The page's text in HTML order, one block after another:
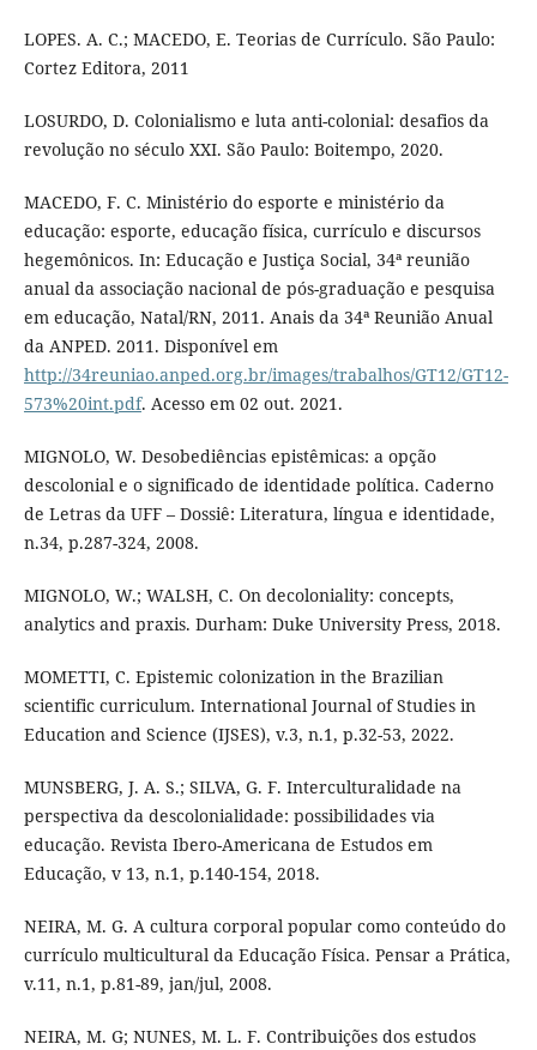
LOPES. A. C.; MACEDO, E. Teorias de Currículo. São Paulo:
Cortez Editora, 2011
LOSURDO, D. Colonialismo e luta anti-colonial: desafios da
revolução no século XXI. São Paulo: Boitempo, 2020.
MACEDO, F. C. Ministério do esporte e ministério da
educação: esporte, educação física, currículo e discursos
hegemônicos. In: Educação e Justiça Social, 34ª reunião
anual da associação nacional de pós-graduação e pesquisa
em educação, Natal/RN, 2011. Anais da 34ª Reunião Anual
da ANPED. 2011. Disponível em
http://34reuniao.anped.org.br/images/trabalhos/GT12/GT12-
573%20int.pdf. Acesso em 02 out. 2021.
MIGNOLO, W. Desobediências epistêmicas: a opção
descolonial e o significado de identidade política. Caderno
de Letras da UFF – Dossiê: Literatura, língua e identidade,
n.34, p.287-324, 2008.
MIGNOLO, W.; WALSH, C. On decoloniality: concepts,
analytics and praxis. Durham: Duke University Press, 2018.
MOMETTI, C. Epistemic colonization in the Brazilian
scientific curriculum. International Journal of Studies in
Education and Science (IJSES), v.3, n.1, p.32-53, 2022.
MUNSBERG, J. A. S.; SILVA, G. F. Interculturalidade na
perspectiva da descolonialidade: possibilidades via
educação. Revista Ibero-Americana de Estudos em
Educação, v 13, n.1, p.140-154, 2018.
NEIRA, M. G. A cultura corporal popular como conteúdo do
currículo multicultural da Educação Física. Pensar a Prática,
v.11, n.1, p.81-89, jan/jul, 2008.
NEIRA, M. G; NUNES, M. L. F. Contribuições dos estudos